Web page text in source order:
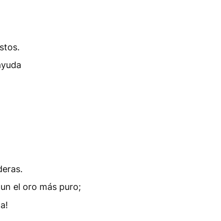
el oro más puro;